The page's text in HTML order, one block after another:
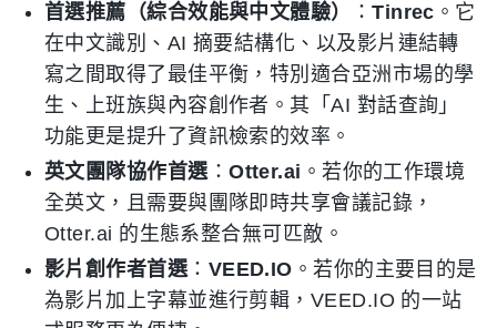
首選推薦（綜合效能與中文體驗）
：Tinrec 。它
在中文識別、AI 摘要結構化、以及影片連結轉
寫之間取得了最佳平衡，特別適合亞洲市場的學
生、上班族與內容創作者。其「AI 對話查詢」
功能更是提升了資訊檢索的效率。
英文團隊協作首選：Otter.ai 。若你的工作環境
全英文，且需要與團隊即時共享會議記錄，
Otter.ai 的生態系整合無可匹敵。
影片創作者首選： VEED.IO 。若你的主要目的是
為影片加上字幕並進行剪輯，VEED.IO 的一站